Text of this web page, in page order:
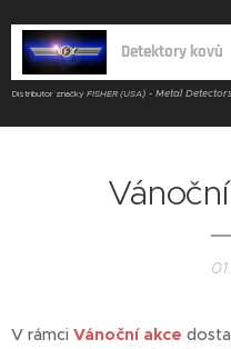
Detektory kovů
Distributor značky FISHER (USA) - Metal
V rámci Vánoční akce